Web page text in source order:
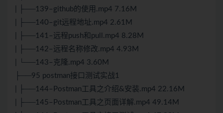
| ├──139–github的使用.mp4 7.16M
| ├──140–git远程地址.mp4 2.61M
| ├──141–远程push和pull.mp4 8.28M
| ├──142–远程名称修改.mp4 4.93M
| └──143–克隆.mp4 3.60M
├──95 postman接口测试实战1
| ├──144–Postman工具之介绍&安装.mp4 22.16M
| ├──145–Postman工具之页面详解.mp4 49.14M